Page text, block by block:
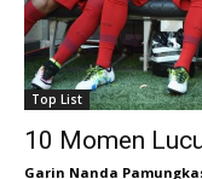
Top List
10 Momen
Garin Nanda